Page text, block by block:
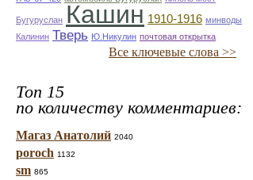
Бугуруслан Кашин 1910-1916 минводы
Калинин Тверь Ю.Никулин почтовая открытка
Все ключевые слова >>
Топ 15
по количеству комментариев:
Магаз Анатолий 2040
poroch 1132
sm 865